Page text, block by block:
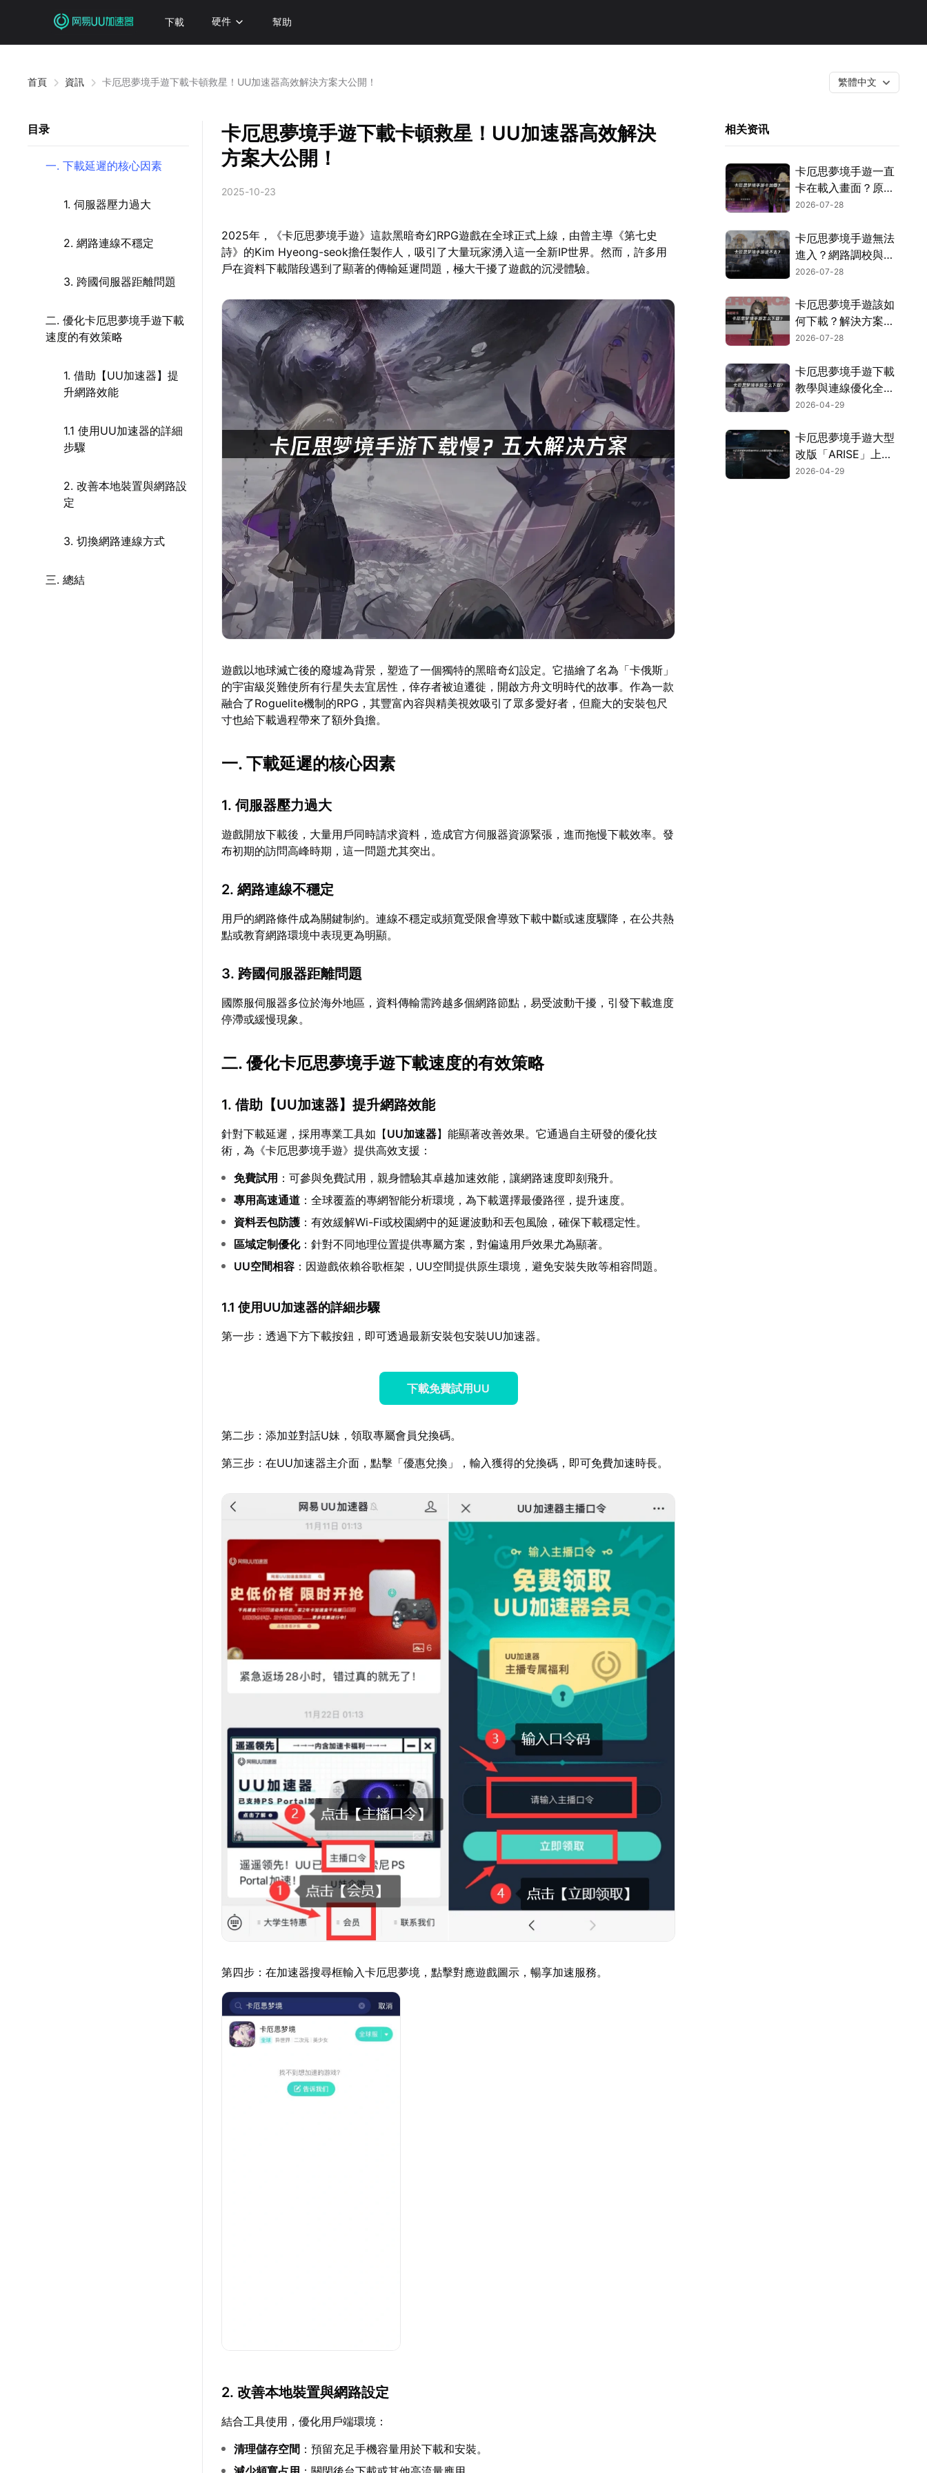
下載 硬件 幫助
首頁 資訊 卡厄思夢境手遊下載卡頓救星！UU加速器高效解決方案大公開！ 繁體中文
目录
一. 下載延遲的核心因素
1. 伺服器壓力過大
2. 網路連線不穩定
3. 跨國伺服器距離問題
二. 優化卡厄思夢境手遊下載
速度的有效策略
1. 借助【UU加速器】提
升網路效能
1.1 使用UU加速器的詳細
步驟
2. 改善本地裝置與網路設
定
3. 切換網路連線方式
三. 總結
卡厄思夢境手遊下載卡頓救星！UU加速器高效解決
方案大公開！
2025-10-23
2025年，《卡厄思夢境手遊》這款黑暗奇幻RPG遊戲在全球正式上線，由曾主導《第七史
詩》的Kim Hyeong-seok擔任製作人，吸引了大量玩家湧入這一全新IP世界。然而，許多用
戶在資料下載階段遇到了顯著的傳輸延遲問題，極大干擾了遊戲的沉浸體驗。
遊戲以地球滅亡後的廢墟為背景，塑造了一個獨特的黑暗奇幻設定。它描繪了名為「卡俄斯」
的宇宙級災難使所有行星失去宜居性，倖存者被迫遷徙，開啟方舟文明時代的故事。作為一款
融合了Roguelite機制的RPG，其豐富內容與精美視效吸引了眾多愛好者，但龐大的安裝包尺
寸也給下載過程帶來了額外負擔。
一. 下載延遲的核心因素
1. 伺服器壓力過大
遊戲開放下載後，大量用戶同時請求資料，造成官方伺服器資源緊張，進而拖慢下載效率。發
布初期的訪問高峰時期，這一問題尤其突出。
2. 網路連線不穩定
用戶的網路條件成為關鍵制約。連線不穩定或頻寬受限會導致下載中斷或速度驟降，在公共熱
點或教育網路環境中表現更為明顯。
3. 跨國伺服器距離問題
國際服伺服器多位於海外地區，資料傳輸需跨越多個網路節點，易受波動干擾，引發下載進度
停滯或緩慢現象。
二. 優化卡厄思夢境手遊下載速度的有效策略
1. 借助【UU加速器】提升網路效能
針對下載延遲，採用專業工具如【UU加速器】能顯著改善效果。它通過自主研發的優化技
術，為《卡厄思夢境手遊》提供高效支援：
免費試用 ：可參與免費試用，親身體驗其卓越加速效能，讓網路速度即刻飛升。
專用高速通道 ：全球覆蓋的專網智能分析環境，為下載選擇最優路徑，提升速度。
資料丟包防護 ：有效緩解Wi-Fi或校園網中的延遲波動和丟包風險，確保下載穩定性。
區域定制優化：針對不同地理位置提供專屬方案，對偏遠用戶效果尤為顯著。
UU空間相容 ：因遊戲依賴谷歌框架，UU空間提供原生環境，避免安裝失敗等相容問題。
1.1 使用UU加速器的詳細步驟
第一步：透過下方下載按鈕，即可透過最新安裝包安裝UU加速器。
下載免費試用UU
第二步：添加並對話U妹，領取專屬會員兌換碼。
第三步：在UU加速器主介面，點擊「優惠兌換」，輸入獲得的兌換碼，即可免費加速時長。
第四步：在加速器搜尋框輸入卡厄思夢境，點擊對應遊戲圖示，暢享加速服務。
2. 改善本地裝置與網路設定
結合工具使用，優化用戶端環境：
清理儲存空間 ：預留充足手機容量用於下載和安裝。
相关资讯
卡厄思夢境手遊一直
卡在載入畫面？原因
解析與快速解決撇
2026-07-28
卡厄思夢境手遊無法
進入？網路調校與環
境設定完整攻略！
2026-07-28
卡厄思夢境手遊該如
何下載？解決方案與
效能強化指引！
2026-07-28
卡厄思夢境手遊下載
教學與連線優化全攻
略！
2026-04-29
卡厄思夢境手遊大型
改版「ARISE」上
線！順暢連線攻略大
2026-04-29